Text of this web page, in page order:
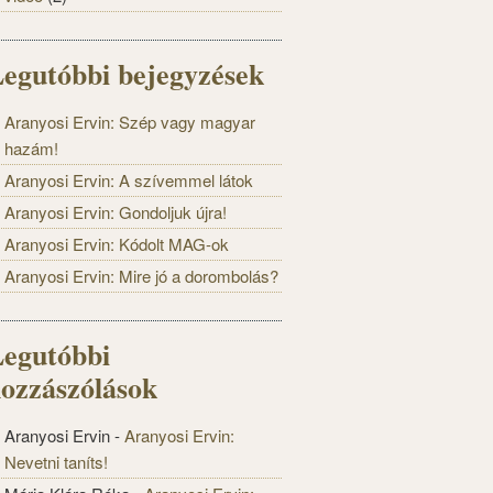
bejegyzések
Aranyosi Ervin: Szép vagy magyar
hazám!
Aranyosi Ervin: A szívemmel látok
Aranyosi Ervin: Gondoljuk újra!
Aranyosi Ervin: Kódolt MAG-ok
Aranyosi Ervin: Mire jó a dorombolás?
Aranyosi Ervin-Aranyosi Ervin:
Nevetni taníts!